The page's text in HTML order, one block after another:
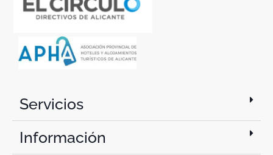
Servicios
Información